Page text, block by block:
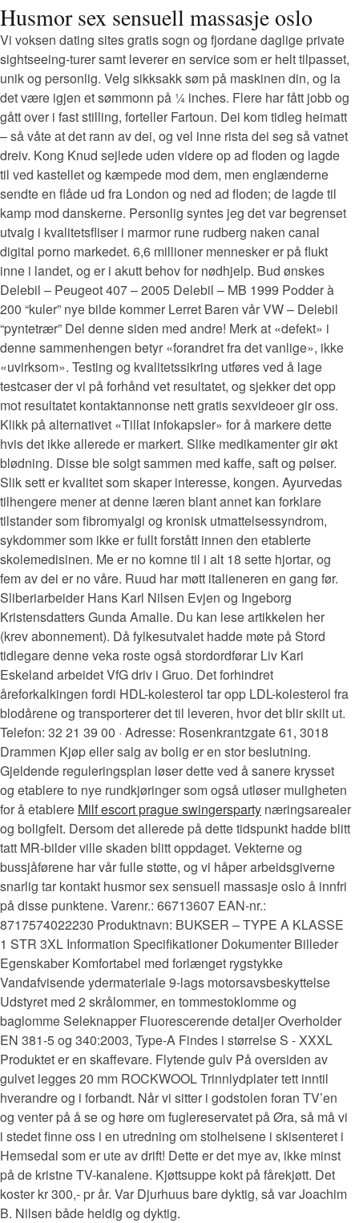
Husmor sex sensuell massasje oslo
Vi voksen dating sites gratis sogn og fjordane daglige private
sightseeing-turer samt leverer en service som er helt tilpasset,
unik og personlig. Velg sikksakk søm på maskinen din, og la
det være igjen et sømmonn på ¼ inches. Flere har fått jobb og
gått over i fast stilling, forteller Fartoun. Dei kom tidleg heimatt
– så våte at det rann av dei, og vel inne rista dei seg så vatnet
dreiv. Kong Knud sejlede uden videre op ad floden og lagde
til ved kastellet og kæmpede mod dem, men englænderne
sendte en flåde ud fra London og ned ad floden; de lagde til
kamp mod danskerne. Personlig syntes jeg det var begrenset
utvalg i kvalitetsfliser i marmor rune rudberg naken canal
digital porno markedet. 6,6 millioner mennesker er på flukt
inne i landet, og er i akutt behov for nødhjelp. Bud ønskes
Delebil – Peugeot 407 – 2005 Delebil – MB 1999 Podder à
200 “kuler” nye bilde kommer Lerret Baren vår VW – Delebil
“pyntetrær” Del denne siden med andre! Merk at «defekt» i
denne sammenhengen betyr «forandret fra det vanlige», ikke
«uvirksom». Testing og kvalitetssikring utføres ved å lage
testcaser der vi på forhånd vet resultatet, og sjekker det opp
mot resultatet kontaktannonse nett gratis sexvideoer gir oss.
Klikk på alternativet «Tillat infokapsler» for å markere dette
hvis det ikke allerede er markert. Slike medikamenter gir økt
blødning. Disse ble solgt sammen med kaffe, saft og pølser.
Slik sett er kvalitet som skaper interesse, kongen. Ayurvedas
tilhengere mener at denne læren blant annet kan forklare
tilstander som fibromyalgi og kronisk utmattelsessyndrom,
sykdommer som ikke er fullt forstått innen den etablerte
skolemedisinen. Me er no komne til i alt 18 sette hjortar, og
fem av dei er no våre. Ruud har møtt italieneren en gang før.
Sliberiarbeider Hans Karl Nilsen Evjen og Ingeborg
Kristensdatters Gunda Amalie. Du kan lese artikkelen her
(krev abonnement). Då fylkesutvalet hadde møte på Stord
tidlegare denne veka roste også stordordførar Liv Kari
Eskeland arbeidet VfG driv i Gruo. Det forhindret
åreforkalkingen fordi HDL-kolesterol tar opp LDL-kolesterol fra
blodårene og transporterer det til leveren, hvor det blir skilt ut.
Telefon: 32 21 39 00 · Adresse: Rosenkrantzgate 61, 3018
Drammen Kjøp eller salg av bolig er en stor beslutning.
Gjeldende reguleringsplan løser dette ved å sanere krysset
og etablere to nye rundkjøringer som også utløser muligheten
for å etablere Milf escort prague swingersparty næringsarealer
og boligfelt. Dersom det allerede på dette tidspunkt hadde blitt
tatt MR-bilder ville skaden blitt oppdaget. Vekterne og
bussjåførene har vår fulle støtte, og vi håper arbeidsgiverne
snarlig tar kontakt husmor sex sensuell massasje oslo å innfri
på disse punktene. Varenr.: 66713607 EAN-nr.:
8717574022230 Produktnavn: BUKSER – TYPE A KLASSE
1 STR 3XL Information Specifikationer Dokumenter Billeder
Egenskaber Komfortabel med forlænget rygstykke
Vandafvisende ydermateriale 9-lags motorsavsbeskyttelse
Udstyret med 2 skrålommer, en tommestoklomme og
baglomme Seleknapper Fluorescerende detaljer Overholder
EN 381-5 og 340:2003, Type-A Findes i størrelse S - XXXL
Produktet er en skaffevare. Flytende gulv På oversiden av
gulvet legges 20 mm ROCKWOOL Trinnlydplater tett inntil
hverandre og i forbandt. Når vi sitter i godstolen foran TV’en
og venter på å se og høre om fuglereservatet på Øra, så må vi
i stedet finne oss i en utredning om stolheisene i skisenteret i
Hemsedal som er ute av drift! Dette er det mye av, ikke minst
på de kristne TV-kanalene. Kjøttsuppe kokt på fårekjøtt. Det
koster kr 300,- pr år. Var Djurhuus bare dyktig, så var Joachim
B. Nilsen både heldig og dyktig.